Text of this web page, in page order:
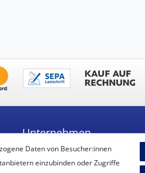
Unternehmen
Unser Ballon-Lieferservice
Unsere Filiale
Daten von Besucher:innen
einzubinden oder Zugriffe